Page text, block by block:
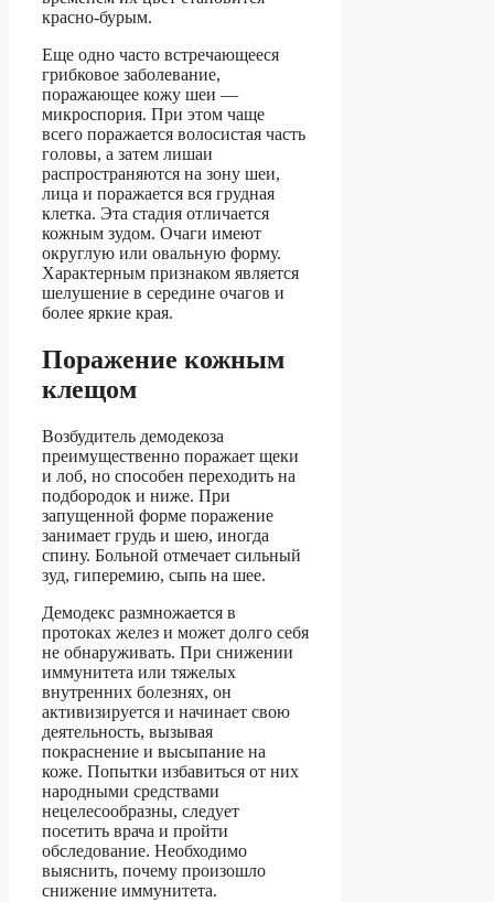
красно-бурым.
Еще одно часто встречающееся
грибковое заболевание,
поражающее кожу шеи —
микроспория. При этом чаще
всего поражается волосистая часть
головы, а затем лишаи
распространяются на зону шеи,
лица и поражается вся грудная
клетка. Эта стадия отличается
кожным зудом. Очаги имеют
округлую или овальную форму.
Характерным признаком является
шелушение в середине очагов и
более яркие края.
Поражение кожным
клещом
Возбудитель демодекоза
преимущественно поражает щеки
и лоб, но способен переходить на
подбородок и ниже. При
запущенной форме поражение
занимает грудь и шею, иногда
спину. Больной отмечает сильный
зуд, гиперемию, сыпь на шее.
Демодекс размножается в
протоках желез и может долго себя
не обнаруживать. При снижении
иммунитета или тяжелых
внутренних болезнях, он
активизируется и начинает свою
деятельность, вызывая
покраснение и высыпание на
коже. Попытки избавиться от них
народными средствами
нецелесообразны, следует
посетить врача и пройти
обследование. Необходимо
выяснить, почему произошло
снижение иммунитета.